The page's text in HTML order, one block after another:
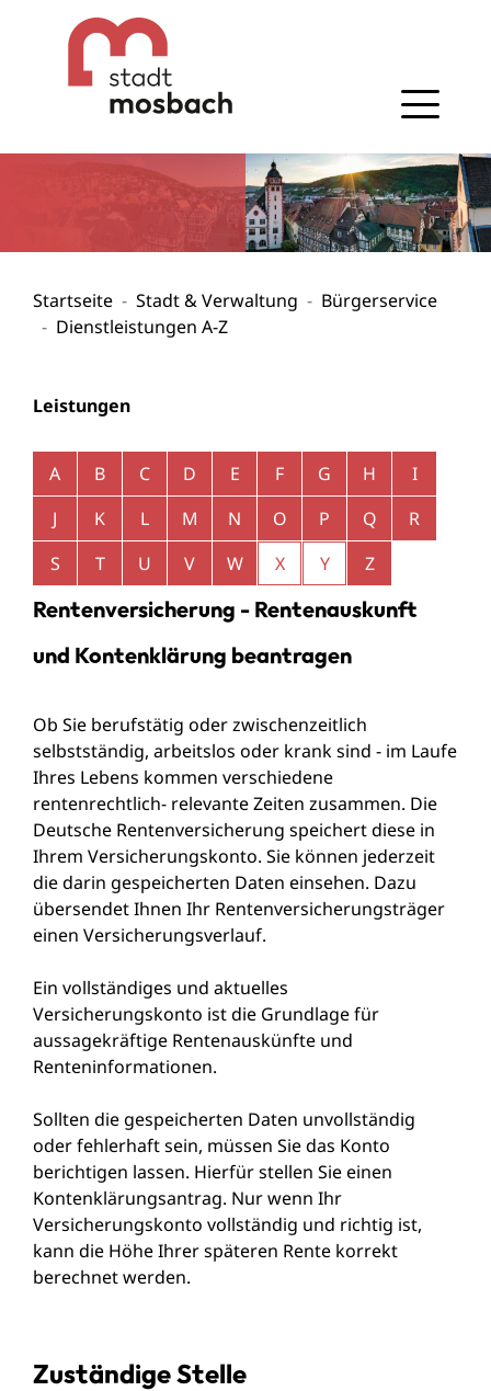
Gehe zum Navigationsbereich
Gehe zum Inhalt
Startseite Stadt & Verwaltung
Bürgerservice
Dienstleistungen A-Z
Leistungen
Alphabetisches Register überspringen
A B C D E F G H
I
J
K L M N O P Q
R
S
T U V W X Y Z
Rentenversicherung - Rentenauskunft
und Kontenklärung beantragen
Ob Sie berufstätig oder zwischenzeitlich
selbstständig, arbeitslos oder krank sind - im Laufe
Ihres Lebens kommen verschiedene
rentenrechtlich- relevante Zeiten zusammen. Die
Deutsche Rentenversicherung speichert diese in
Ihrem Versicherungskonto. Sie können jederzeit
die darin gespeicherten Daten einsehen. Dazu
übersendet Ihnen Ihr Rentenversicherungsträger
einen Versicherungsverlauf.
Ein vollständiges und aktuelles
Versicherungskonto ist die Grundlage für
aussagekräftige Rentenauskünfte und
Renteninformationen.
Sollten die gespeicherten Daten unvollständig
oder fehlerhaft sein, müssen Sie das Konto
berichtigen lassen. Hierfür stellen Sie einen
Kontenklärungsantrag. Nur wenn Ihr
Versicherungskonto vollständig und richtig ist,
kann die Höhe Ihrer späteren Rente korrekt
berechnet werden.
Zuständige Stelle